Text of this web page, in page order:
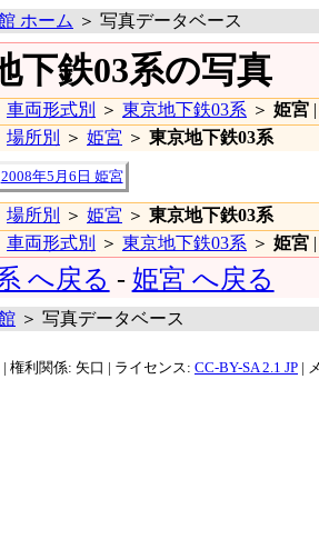
ホーム ＞ 写真データベース
下鉄03系の写真
車両形式別 ＞ 東京地下鉄03系 ＞ 姫宮
場所別 ＞ 姫宮 ＞ 東京地下鉄03系
2008年5月6日 姫宮
場所別 ＞ 姫宮 ＞ 東京地下鉄03系
車両形式別 ＞ 東京地下鉄03系 ＞ 姫宮
へ戻る - 姫宮 へ戻る
＞ 写真データベース
権利関係: 矢口 | ライセンス: CC-BY-SA 2.1 JP |